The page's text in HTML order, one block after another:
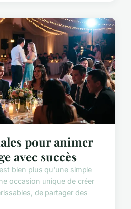
pour animer
avec succès
bien plus qu'une simple
occasion unique de créer
de partager des